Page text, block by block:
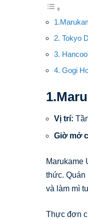
2. Tokyo
3.
4. Gogi
Vị trí:
Giờ mở
Marukame
thức. Quán
và làm mì
Thực đơn